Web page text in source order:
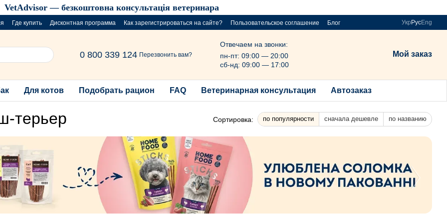
VetAdvisor — безкоштовна консультація ветеринара
Где купить Дисконтная программа Как зарегистрироваться на сайте? Пользовательское соглашение
Блог
Укр РусEng
0 800 339 124 Перезвонить вам?
Отвечаем на звонки:
пн-пт: 09:00 — 20:00
сб-нд: 09:00 — 17:00
Мой заказ
Для котов Подобрать рацион FAQ Ветеринарная консультация Автозаказ
терьер Сортировка: по популярности сначала дешевле по названию